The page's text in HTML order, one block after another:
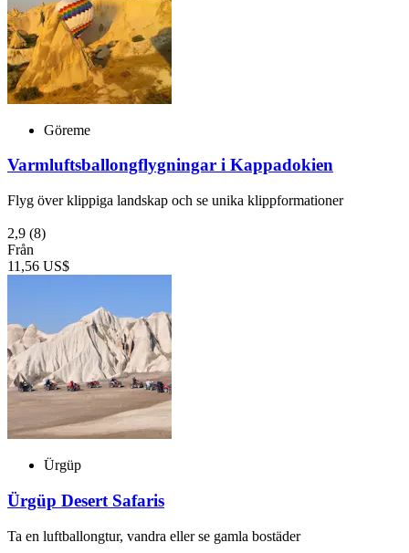
Göreme
Varmluftsballongflygningar i Kappadokien
Flyg över klippiga landskap och se unika klippformationer
2,9 (8)
Från
11,56 US$
Ürgüp
Ürgüp Desert Safaris
Ta en luftballongtur, vandra eller se gamla bostäder